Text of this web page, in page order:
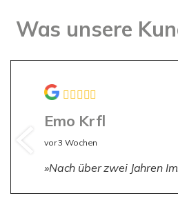
Was unsere
Emo Krfl
vor 3 Wochen
Nach über zwei Jahren